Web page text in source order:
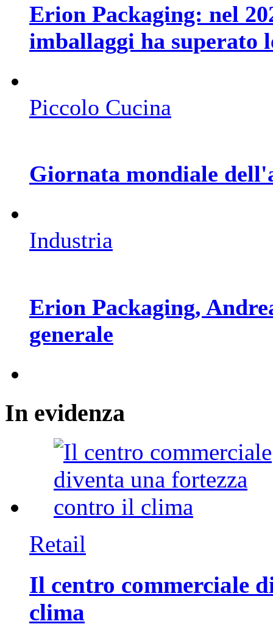
Erion Packaging: nel
imballaggi ha superato
Piccolo Cucina
Giornata mondiale
Industria
Erion Packaging,
generale
In evidenza
Retail
Il centro commerciale
clima